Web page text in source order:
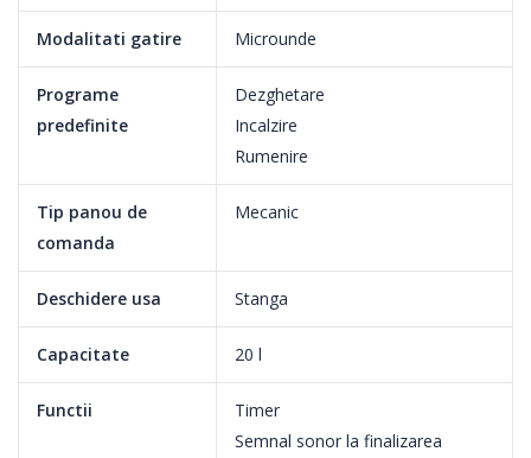
Panou de comanda mecanic
Panoul de comanda mecanic iti permite sa selectezi cu usurinta
sa stii in orice moment in cat timp va fi gata mancarea.
Modalitati gatire Microunde
Programe
predefinite
Dezghetare
Incalzire
Rumenire
Tip panou de
comanda
Mecanic
Deschidere usa Stanga
Capacitate 20 l
Functii
Timer
Semnal sonor la finalizarea